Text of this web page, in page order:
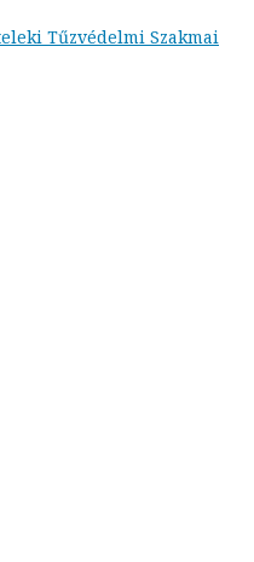
Tűzvédelmi Szakmai